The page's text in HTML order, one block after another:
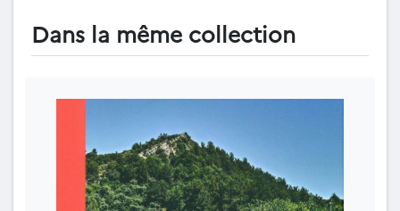
Dans la même collection